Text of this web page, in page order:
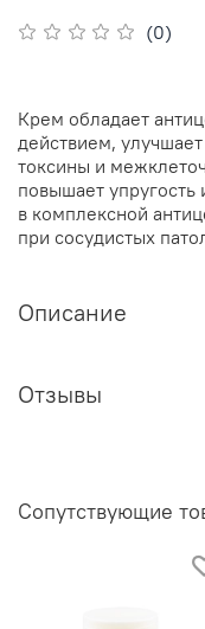
(0)
Крем обладает
действием,
токсины и
повышает
в комплексной
при сосудистых
Описание
Отзывы
Сопутствующие